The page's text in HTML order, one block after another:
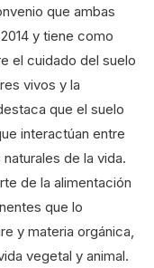
que ambas
y tiene como
el cuidado del suelo
vivos y la
que el suelo
interactúan entre
de la vida.
de la alimentación
que lo
y materia orgánica,
vegetal y animal.